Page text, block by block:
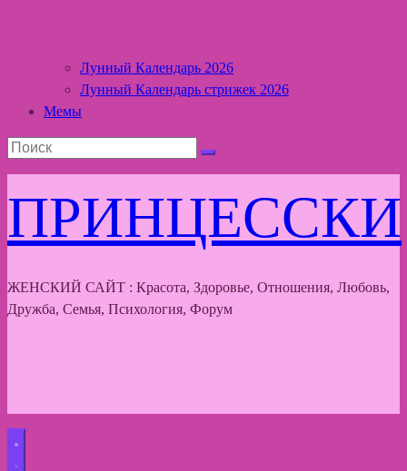
Лунный Календарь 2026
Лунный Календарь стрижек 2026
Мемы
ПРИНЦЕССКИ
ЖЕНСКИЙ САЙТ : Красота, Здоровье, Отношения, Любовь,
Дружба, Семья, Психология, Форум